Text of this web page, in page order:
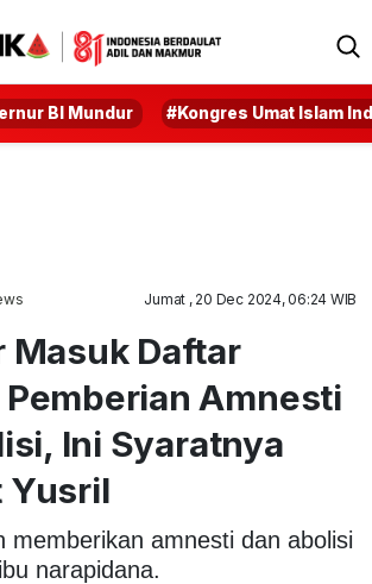
BI Mundur #Kongres Umat Islam
Jumat , 20 Dec 2024, 06:24 WIB
Masuk Daftar
Pemberian Amnesti
Ini Syaratnya
Yusril
memberikan amnesti dan abolisi
narapidana.